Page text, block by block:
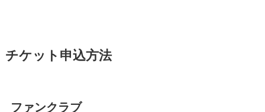
チケット申込方法
ファンクラブ